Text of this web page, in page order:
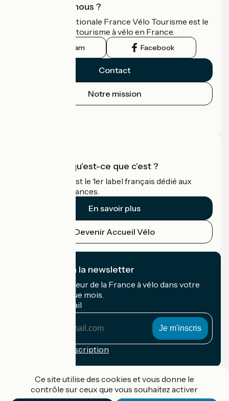
Qui sommes-nous ?
L'association nationale France Vélo Tourisme est le
guide officiel du tourisme à vélo en France.
Instagram Facebook
Contact
Notre mission
Accueil Vélo qu'est-ce que c'est ?
Accueil Vélo c'est le 1er label français dédié aux
cyclistes en vacances.
En savoir plus
Devenir Accueil Vélo
Je m'abonne à la newsletter
Recevez le meilleur de la France à vélo dans votre
boîte mail chaque mois.
Mon adresse mail
Conditions d'inscription
Ce site utilise des cookies et vous donne le
contrôle sur ceux que vous souhaitez activer